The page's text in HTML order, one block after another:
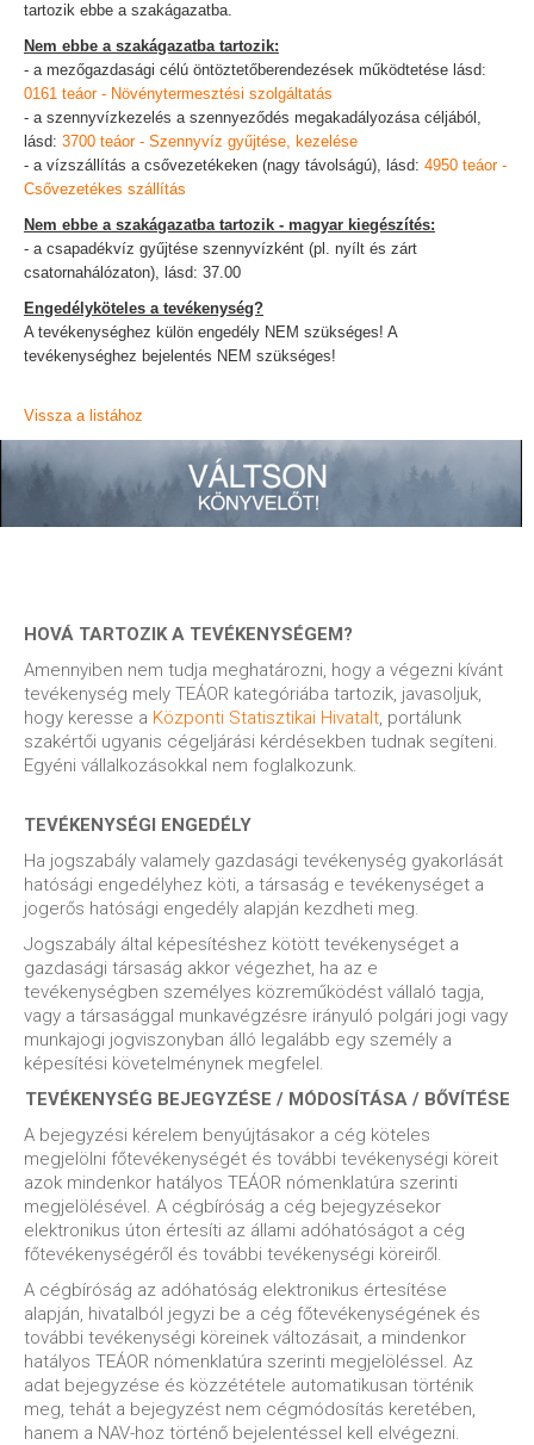
tartozik ebbe a szakágazatba.
Nem ebbe a szakágazatba tartozik:
- a mezőgazdasági célú öntöztetőberendezések működtetése lásd:
0161 teáor - Növénytermesztési szolgáltatás
- a szennyvízkezelés a szennyeződés megakadályozása céljából,
lásd: 3700 teáor - Szennyvíz gyűjtése, kezelése
- a vízszállítás a csővezetékeken (nagy távolságú), lásd: 4950 teáor -
Csővezetékes szállítás
Nem ebbe a szakágazatba tartozik - magyar kiegészítés:
- a csapadékvíz gyűjtése szennyvízként (pl. nyílt és zárt
csatornahálózaton), lásd: 37.00
Engedélyköteles a tevékenység?
A tevékenységhez külön engedély NEM szükséges! A
tevékenységhez bejelentés NEM szükséges!
Vissza a listához
HOVÁ TARTOZIK A TEVÉKENYSÉGEM?
Amennyiben nem tudja meghatározni, hogy a végezni kívánt
tevékenység mely TEÁOR kategóriába tartozik, javasoljuk,
hogy keresse a Központi Statisztikai Hivatalt , portálunk
szakértői ugyanis cégeljárási kérdésekben tudnak segíteni.
Egyéni vállalkozásokkal nem foglalkozunk.
TEVÉKENYSÉGI ENGEDÉLY
Ha jogszabály valamely gazdasági tevékenység gyakorlását
hatósági engedélyhez köti, a társaság e tevékenységet a
jogerős hatósági engedély alapján kezdheti meg.
Jogszabály által képesítéshez kötött tevékenységet a
gazdasági társaság akkor végezhet, ha az e
tevékenységben személyes közreműködést vállaló tagja,
vagy a társasággal munkavégzésre irányuló polgári jogi vagy
munkajogi jogviszonyban álló legalább egy személy a
képesítési követelménynek megfelel.
TEVÉKENYSÉG BEJEGYZÉSE / MÓDOSÍTÁSA / BŐVÍTÉSE
A bejegyzési kérelem benyújtásakor a cég köteles
megjelölni főtevékenységét és további tevékenységi köreit
azok mindenkor hatályos TEÁOR nómenklatúra szerinti
megjelölésével. A cégbíróság a cég bejegyzésekor
elektronikus úton értesíti az állami adóhatóságot a cég
főtevékenységéről és további tevékenységi köreiről.
A cégbíróság az adóhatóság elektronikus értesítése
alapján, hivatalból jegyzi be a cég főtevékenységének és
további tevékenységi köreinek változásait, a mindenkor
hatályos TEÁOR nómenklatúra szerinti megjelöléssel. Az
adat bejegyzése és közzététele automatikusan történik
meg, tehát a bejegyzést nem cégmódosítás keretében,
hanem a NAV-hoz történő bejelentéssel kell elvégezni.